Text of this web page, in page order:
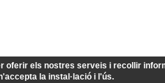
oferir els nostres serveis i recollir
la instal·lació i l'ús.